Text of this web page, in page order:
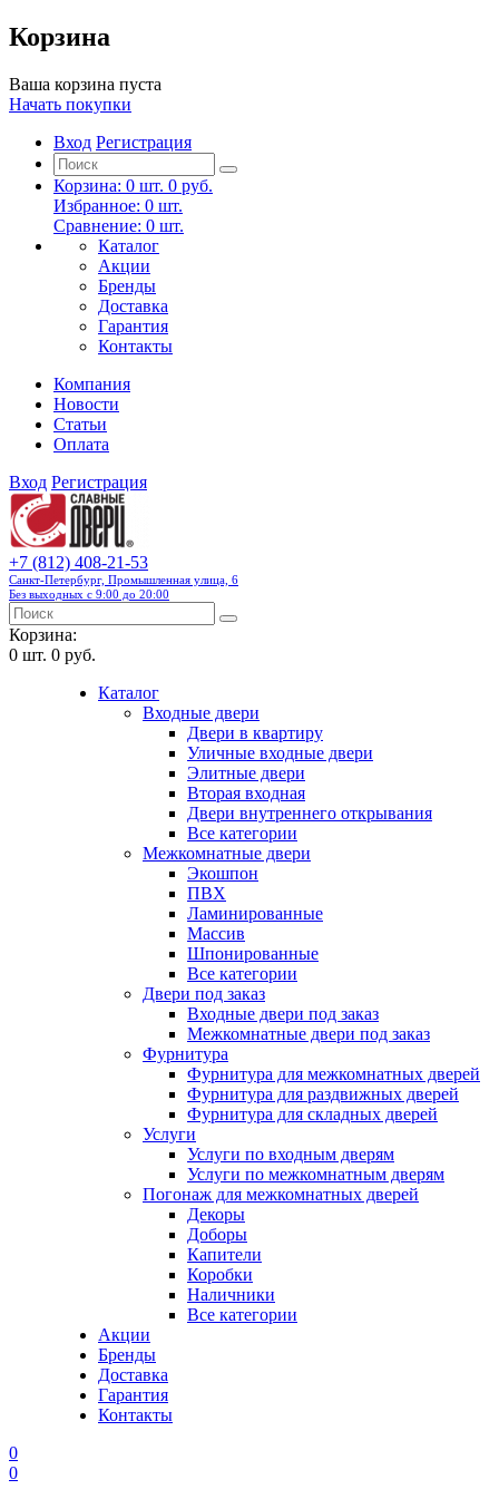
Корзина
Ваша корзина пуста
Начать покупки
Вход Регистрация
Корзина: 0 шт. 0 руб.
Избранное: 0 шт.
Сравнение: 0 шт.
Каталог
Акции
Бренды
Доставка
Гарантия
Контакты
Компания
Новости
Статьи
Оплата
Вход Регистрация
+7 (812) 408-21-53
Санкт-Петербург, Промышленная улица, 6
Без выходных с 9:00 до 20:00
Корзина:
0 шт. 0 руб.
Каталог
Входные двери
Двери в квартиру
Уличные входные двери
Элитные двери
Вторая входная
Двери внутреннего открывания
Все категории
Межкомнатные двери
Экошпон
ПВХ
Ламинированные
Массив
Шпонированные
Все категории
Двери под заказ
Входные двери под заказ
Межкомнатные двери под заказ
Фурнитура
Фурнитура для межкомнатных дверей
Фурнитура для раздвижных дверей
Фурнитура для складных дверей
Услуги
Услуги по входным дверям
Услуги по межкомнатным дверям
Погонаж для межкомнатных дверей
Декоры
Доборы
Капители
Коробки
Наличники
Все категории
Акции
Бренды
Доставка
Гарантия
Контакты
0
0